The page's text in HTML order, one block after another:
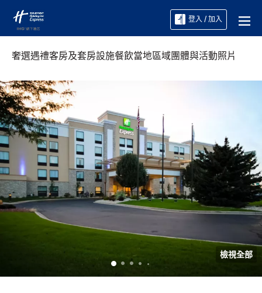
登入 / 加入
奢選遇禮客房及套房設施餐飲當地區域團體與活動照片
檢視全部